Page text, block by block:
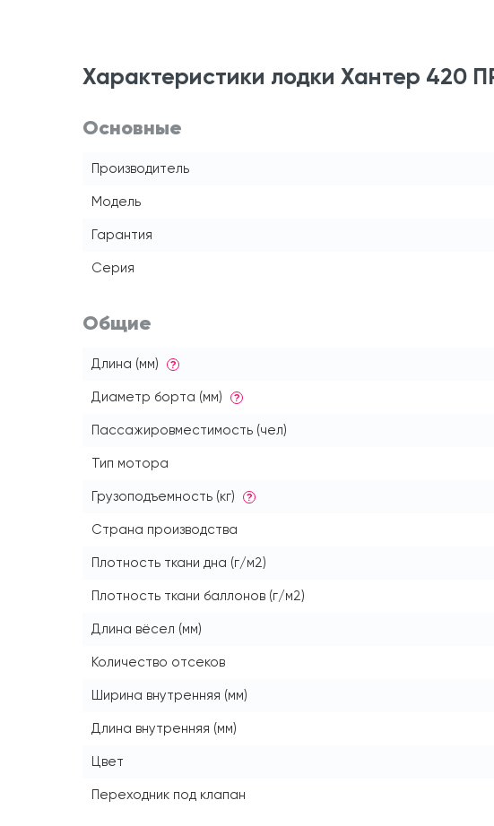
Характеристики лодки Хантер 420
Основные
Производитель
Модель
Гарантия
Серия
Общие
Длина (мм) ?
Диаметр борта (мм) ?
Пассажировместимость (чел)
Тип мотора
Грузоподъемность (кг) ?
Страна производства
Плотность ткани дна (г/м2)
Плотность ткани баллонов (г/м2)
Длина вёсел (мм)
Количество отсеков
Ширина внутренняя (мм)
Длина внутренняя (мм)
Цвет
Переходник под клапан